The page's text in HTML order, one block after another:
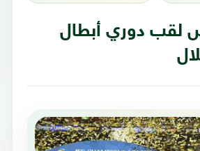
لقب دوري أبطال